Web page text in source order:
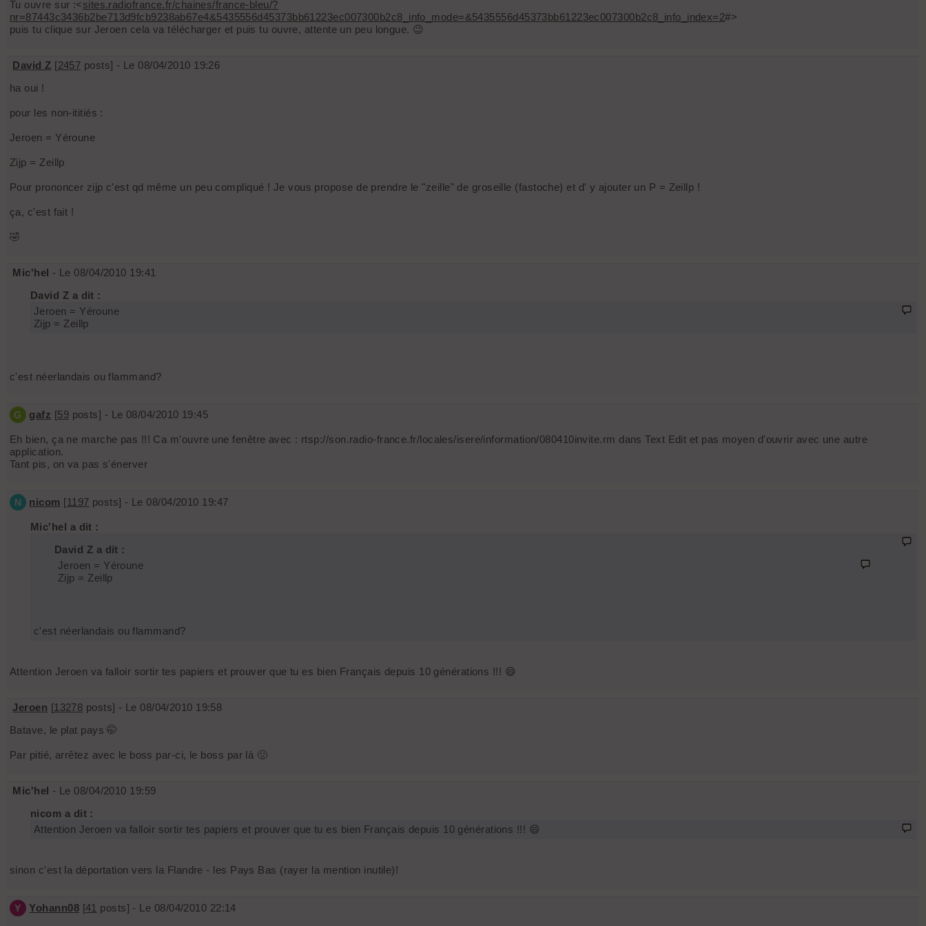
Tu ouvre sur :<sites.radiofrance.fr/chaines/france-bleu/?
nr=87443c3436b2be713d9fcb9238ab67e4&5435556d45373bb61223ec007300b2c8_info_mode=&5435556d45373bb61223ec007300b2c8_info_index=2#>
puis tu clique sur Jeroen cela va télécharger et puis tu ouvre, attente un peu longue. 😉
David Z [2457 posts] - Le 08/04/2010 19:26
ha oui !
pour les non-ititiés :
Jeroen = Yéroune
Zijp = Zeillp
Pour prononcer zijp c'est qd même un peu compliqué ! Je vous propose de prendre le "zeille" de groseille (fastoche) et d' y ajouter un P = Zeillp !
ça, c'est fait !
🤣
Mic'hel - Le 08/04/2010 19:41
David Z a dit :
Jeroen = Yéroune
Zijp = Zeillp
c'est néerlandais ou flammand?
G gafz [59 posts] - Le 08/04/2010 19:45
Eh bien, ça ne marche pas !!! Ca m'ouvre une fenêtre avec : rtsp://son.radio-france.fr/locales/isere/information/080410invite.rm dans Text Edit et pas moyen d'ouvrir avec une autre
application.
Tant pis, on va pas s'énerver
N nicom [1197 posts] - Le 08/04/2010 19:47
Mic'hel a dit :
David Z a dit :
Jeroen = Yéroune
Zijp = Zeillp
c'est néerlandais ou flammand?
Attention Jeroen va falloir sortir tes papiers et prouver que tu es bien Français depuis 10 générations !!! 😄
Jeroen [13278 posts] - Le 08/04/2010 19:58
Batave, le plat pays 🤭
Par pitié, arrêtez avec le boss par-ci, le boss par là 🤢
Mic'hel - Le 08/04/2010 19:59
nicom a dit :
Attention Jeroen va falloir sortir tes papiers et prouver que tu es bien Français depuis 10 générations !!! 😄
sinon c'est la déportation vers la Flandre - les Pays Bas (rayer la mention inutile)!
Y Yohann08 [41 posts] - Le 08/04/2010 22:14